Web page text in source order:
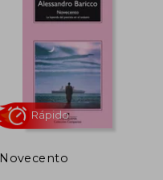
Novecento